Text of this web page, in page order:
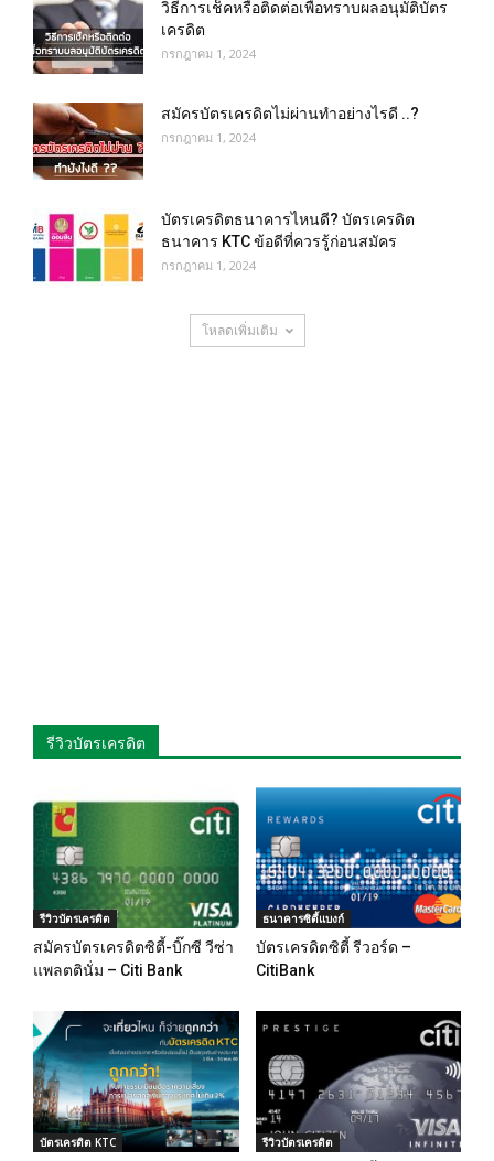
วิธีการเช็คหรือติดต่อเพื่อทราบผลอนุมัติบัตร
เครดิต
กรกฎาคม 1, 2024
สมัครบัตรเครดิตไม่ผ่านทำอย่างไรดี ..?
กรกฎาคม 1, 2024
บัตรเครดิตธนาคารไหนดี? บัตรเครดิต
ธนาคาร KTC ข้อดีที่ควรรู้ก่อนสมัคร
กรกฎาคม 1, 2024
โหลดเพิ่มเติม
รีวิวบัตรเครดิต
รีวิวบัตรเครดิต
สมัครบัตรเครดิตซิตี้-บิ๊กซี วีซ่า
แพลตตินั่ม – Citi Bank
ธนาคารซิตี้แบงก์
บัตรเครดิตซิตี้ รีวอร์ด –
CitiBank
บัตรเครดิต KTC รีวิวบัตรเครดิต